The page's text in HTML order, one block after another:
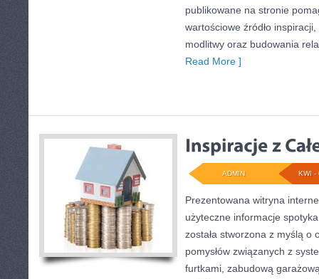
publikowane na stronie
wartościowe źródło
modlitwy oraz budowania
Read More ]
KWI -
ADMIN
Prezentowana witryna
użyteczne informacje
została stworzona z myślą o
pomysłów związanych z
furtkami, zabudową